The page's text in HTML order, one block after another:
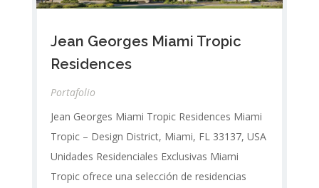
Jean Georges Miami Tropic
Residences
Portafolio
Jean Georges Miami Tropic Residences Miami
Tropic – Design District, Miami, FL 33137, USA
Unidades Residenciales Exclusivas Miami
Tropic ofrece una selección de residencias